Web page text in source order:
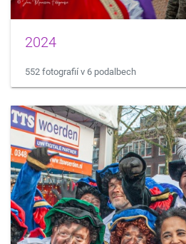
2024
552 fotografií v 6 podalbech